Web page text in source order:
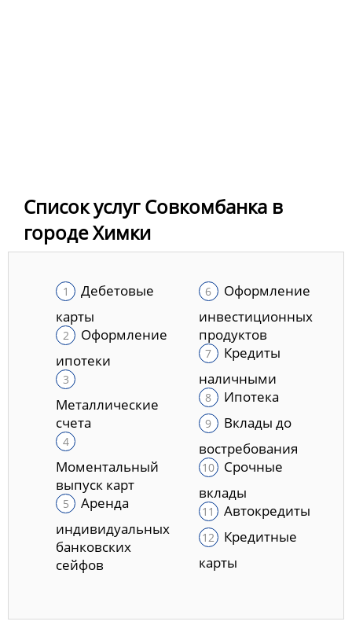
Список услуг Совкомбанка в
городе Химки
Дебетовые
карты
Оформление
ипотеки
Металлические
счета
Моментальный
выпуск карт
Аренда
индивидуальных
банковских
сейфов
Оформление
инвестиционных
продуктов
Кредиты
наличными
Ипотека
Вклады до
востребования
Срочные
вклады
Автокредиты
Кредитные
карты